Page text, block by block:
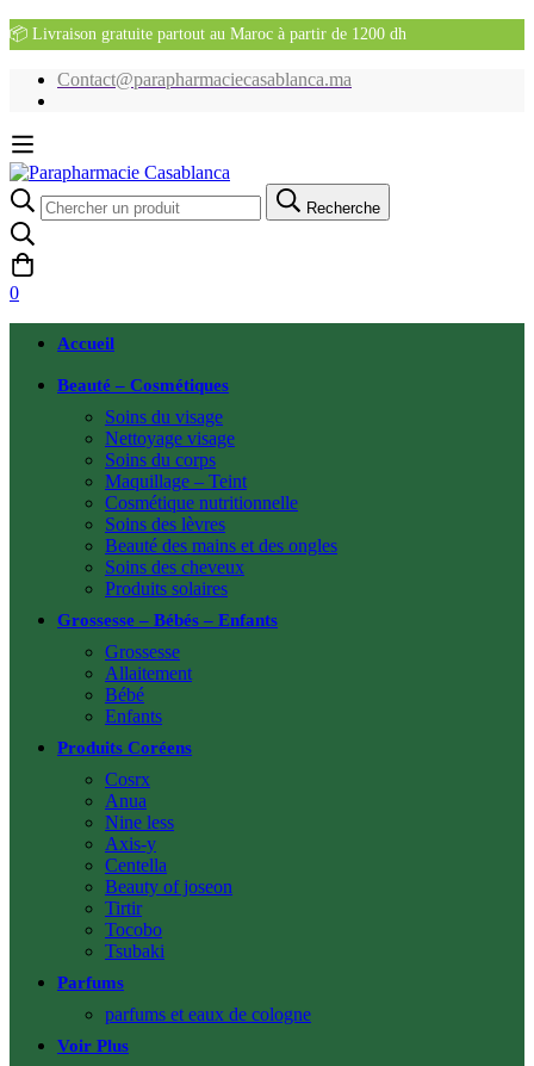
📦 Livraison gratuite partout au Maroc à partir de 1200 dh
Contact@parapharmaciecasablanca.ma
Recherche
pour:
Recherche
0
Accueil
Beauté – Cosmétiques
Soins du visage
Nettoyage visage
Soins du corps
Maquillage – Teint
Cosmétique nutritionnelle
Soins des lèvres
Beauté des mains et des ongles
Soins des cheveux
Produits solaires
Grossesse – Bébés – Enfants
Grossesse
Allaitement
Bébé
Enfants
Produits Coréens
Cosrx
Anua
Nine less
Axis-y
Centella
Beauty of joseon
Tirtir
Tocobo
Tsubaki
Parfums
parfums et eaux de cologne
Voir Plus